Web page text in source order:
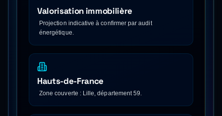
Valorisation immobilière
Projection indicative à confirmer par audit
énergétique.
Hauts-de-France
Zone couverte : Lille, département 59.